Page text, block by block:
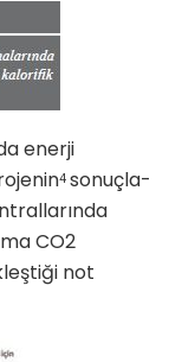
enerji
4 sonuçla­
CO2
not